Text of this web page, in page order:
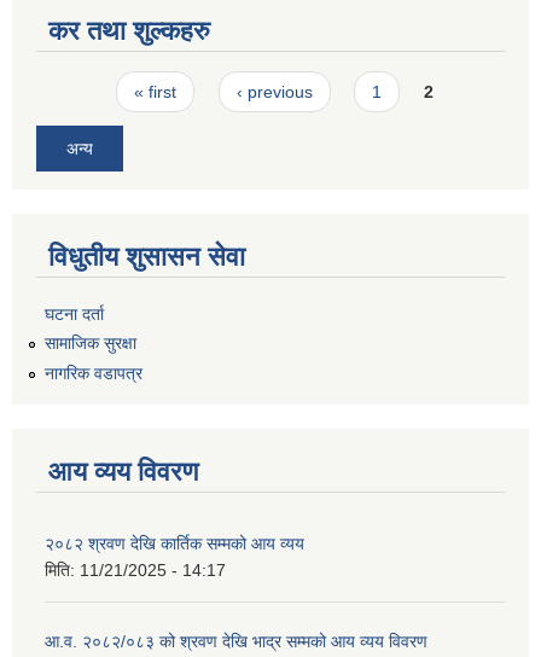
कर तथा शुल्कहरु
Pages« first ‹ previous 1 2
अन्य
विधुतीय शुसासन सेवा
घटना दर्ता
सामाजिक सुरक्षा
नागरिक वडापत्र
आय व्यय विवरण
२०८२ श्रवण देखि कार्तिक सम्मको आय व्यय
मिति: 11/21/2025 - 14:17
आ.व. २०८२/०८३ को श्रवण देखि भाद्र सम्मको आय व्यय विवरण